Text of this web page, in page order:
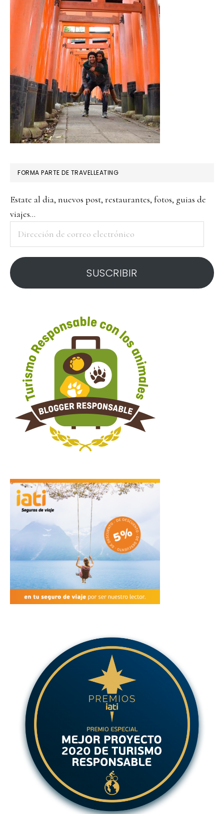
FORMA PARTE DE TRAVELLEATING
Estate al dia, nuevos post, restaurantes, fotos, guias de
viajes...
correo
electrónico
SUSCRIBIR